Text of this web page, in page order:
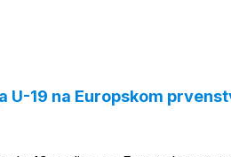
19 na Europskom